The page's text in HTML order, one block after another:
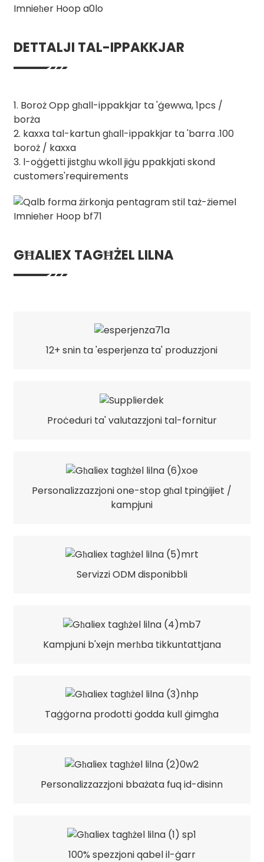
DETTALJI TAL-IPPAKKJAR
1. Boroż Opp għall-ippakkjar ta 'ġewwa, 1pcs /
borża
2. kaxxa tal-kartun għall-ippakkjar ta 'barra .100
boroż / kaxxa
3. l-oġġetti jistgħu wkoll jiġu ppakkjati skond
customers'requirements
GĦALIEX TAGĦŻEL LILNA
12+ snin ta 'esperjenza ta' produzzjoni
Proċeduri ta' valutazzjoni tal-fornitur
Personalizzazzjoni one-stop għal tpinġijiet /
kampjuni
Servizzi ODM disponibbli
Kampjuni b'xejn merħba tikkuntattjana
Taġġorna prodotti ġodda kull ġimgħa
Personalizzazzjoni bbażata fuq id-disinn
100% spezzjoni qabel il-ġarr